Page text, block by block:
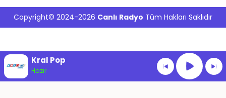
Copyright© 2024-2026 Canlı Radyo Tüm Hakları Saklıdır